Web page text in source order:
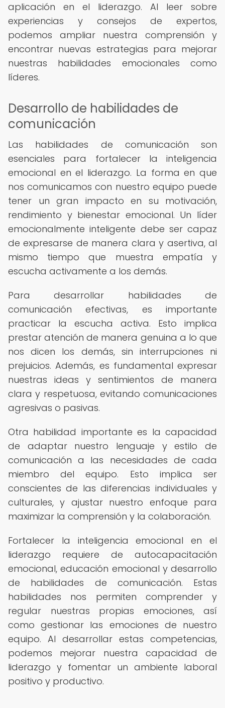
aplicación en el liderazgo. Al leer sobre
experiencias y consejos de expertos,
podemos ampliar nuestra comprensión y
encontrar nuevas estrategias para mejorar
nuestras habilidades emocionales como
líderes.
Desarrollo de habilidades de
comunicación
Las habilidades de comunicación son
esenciales para fortalecer la inteligencia
emocional en el liderazgo. La forma en que
nos comunicamos con nuestro equipo puede
tener un gran impacto en su motivación,
rendimiento y bienestar emocional. Un líder
emocionalmente inteligente debe ser capaz
de expresarse de manera clara y asertiva, al
mismo tiempo que muestra empatía y
escucha activamente a los demás.
Para desarrollar habilidades de
comunicación efectivas, es importante
practicar la escucha activa. Esto implica
prestar atención de manera genuina a lo que
nos dicen los demás, sin interrupciones ni
prejuicios. Además, es fundamental expresar
nuestras ideas y sentimientos de manera
clara y respetuosa, evitando comunicaciones
agresivas o pasivas.
Otra habilidad importante es la capacidad
de adaptar nuestro lenguaje y estilo de
comunicación a las necesidades de cada
miembro del equipo. Esto implica ser
conscientes de las diferencias individuales y
culturales, y ajustar nuestro enfoque para
maximizar la comprensión y la colaboración.
Fortalecer la inteligencia emocional en el
liderazgo requiere de autocapacitación
emocional, educación emocional y desarrollo
de habilidades de comunicación. Estas
habilidades nos permiten comprender y
regular nuestras propias emociones, así
como gestionar las emociones de nuestro
equipo. Al desarrollar estas competencias,
podemos mejorar nuestra capacidad de
liderazgo y fomentar un ambiente laboral
positivo y productivo.